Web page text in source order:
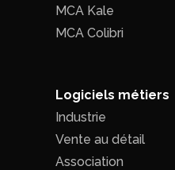
MCA Kale
MCA Colibri
Logiciels métiers
Industrie
Vente au détail
Association